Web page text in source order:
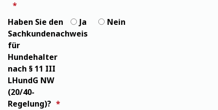
Haben Sie den
Sachkundenachweis
für
Hundehalter
nach § 11 III
LHundG NW
(20/40-
Regelung)?
Ja Nein